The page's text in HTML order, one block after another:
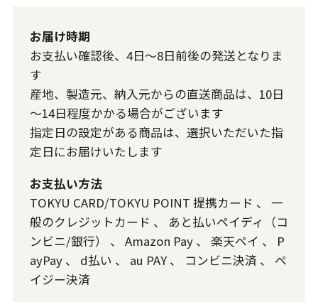
お届け時期
お支払い確認後、4日～8日前後の発送となりま
す
産地、製造元、納入元からの直送商品は、10日
～14日程度かかる場合がございます
指定日の設定がある商品は、選択いただいた指
定日にお届けいたします
お支払い方法
TOKYU CARD/TOKYU POINT 提携カード 、 一
般のクレジットカード 、 あと払いペイディ（コ
ンビニ/銀行）
、 Amazon Pay、 楽天ペイ 、 P
ayPay、 d払い 、 au PAY、 コンビニ決済 、 ペ
イジー決済